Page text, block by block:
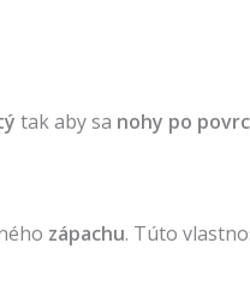
tak aby sa nohy po
zápachu. Túto